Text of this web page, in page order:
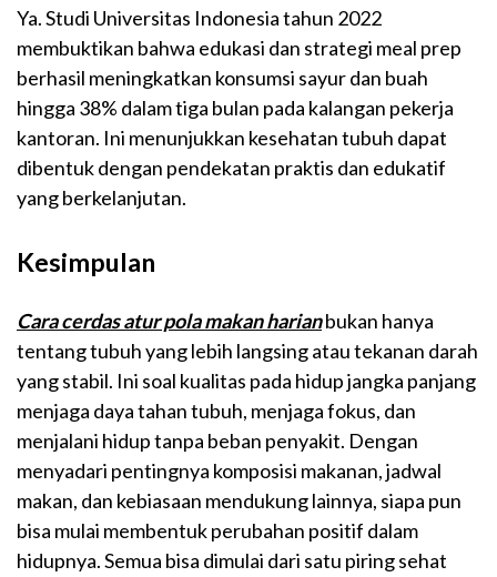
Ya. Studi Universitas Indonesia tahun 2022
membuktikan bahwa edukasi dan strategi meal prep
berhasil meningkatkan konsumsi sayur dan buah
hingga 38% dalam tiga bulan pada kalangan pekerja
kantoran. Ini menunjukkan kesehatan tubuh dapat
dibentuk dengan pendekatan praktis dan edukatif
yang berkelanjutan.
Kesimpulan
Cara cerdas atur pola makan harianbukan hanya
tentang tubuh yang lebih langsing atau tekanan darah
yang stabil. Ini soal kualitas pada hidup jangka panjang
menjaga daya tahan tubuh, menjaga fokus, dan
menjalani hidup tanpa beban penyakit. Dengan
menyadari pentingnya komposisi makanan, jadwal
makan, dan kebiasaan mendukung lainnya, siapa pun
bisa mulai membentuk perubahan positif dalam
hidupnya. Semua bisa dimulai dari satu piring sehat